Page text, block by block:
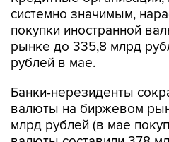
рынке до 335,8 млрд
рублей в мае.
Банки-нерезиденты
млрд рублей (в мае
валюты составили 378
рублевом эквиваленте).